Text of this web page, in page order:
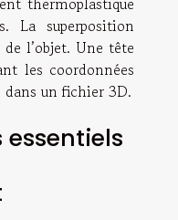
La superposition
l’objet. Une tête
les coordonnées
dans un fichier 3D.